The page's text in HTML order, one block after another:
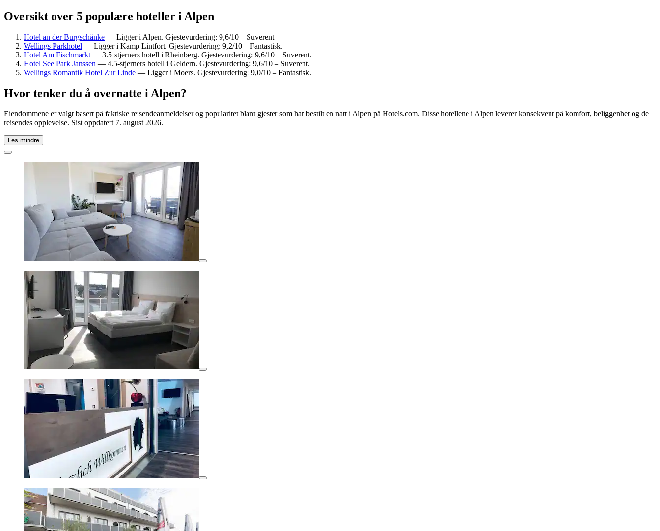
Oversikt over 5 populære hoteller i Alpen
Hotel an der Burgschänke — Ligger i Alpen. Gjestevurdering: 9,6/10 – Suverent.
Wellings Parkhotel — Ligger i Kamp Lintfort. Gjestevurdering: 9,2/10 – Fantastisk.
Hotel Am Fischmarkt — 3.5-stjerners hotell i Rheinberg. Gjestevurdering: 9,6/10 – Suverent.
Hotel See Park Janssen — 4.5-stjerners hotell i Geldern. Gjestevurdering: 9,6/10 – Suverent.
Wellings Romantik Hotel Zur Linde — Ligger i Moers. Gjestevurdering: 9,0/10 – Fantastisk.
Hvor tenker du å overnatte i Alpen?
Eiendommene er valgt basert på faktiske reisendeanmeldelser og popularitet blant gjester som har bestilt en natt i Alpen på Hotels.com. Disse hotellene i Alpen leverer konsekvent på komfort, beliggenhet og de
reisendes opplevelse. Sist oppdatert 7. august 2026.
Les mindre